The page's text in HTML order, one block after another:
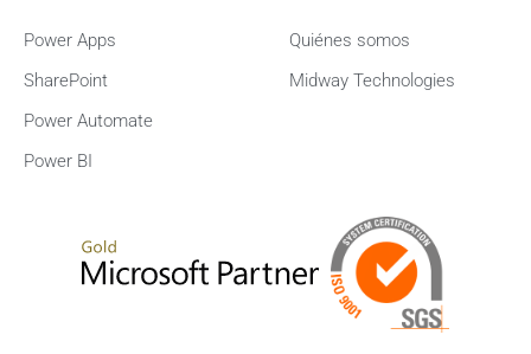
Power Apps
SharePoint
Power Automate
Power BI
Quiénes somos
Midway Technologies